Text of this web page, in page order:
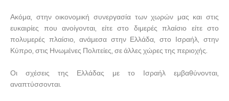
Ακόμα, στην οικονομική συνεργασία των χωρών μας και στις
ευκαιρίες που ανοίγονται, είτε στο διμερές πλαίσιο είτε στο
πολυμερές πλαίσιο, ανάμεσα στην Ελλάδα, στο Ισραήλ, στην
Κύπρο, στις Ηνωμένες Πολιτείες, σε άλλες χώρες της περιοχής.
Οι σχέσεις της Ελλάδας με το Ισραήλ εμβαθύνονται,
αναπτύσσονται.